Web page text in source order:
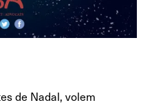
de Nadal, volem